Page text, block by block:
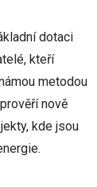
dotaci
kteří
metodou
nově
kde jsou